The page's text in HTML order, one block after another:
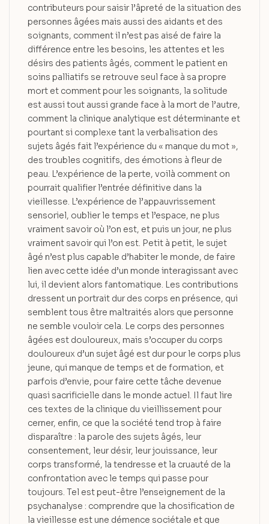
contributeurs pour saisir l’âpreté de la situation des
personnes âgées mais aussi des aidants et des
soignants, comment il n’est pas aisé de faire la
différence entre les besoins, les attentes et les
désirs des patients âgés, comment le patient en
soins palliatifs se retrouve seul face à sa propre
mort et comment pour les soignants, la solitude
est aussi tout aussi grande face à la mort de l’autre,
comment la clinique analytique est déterminante et
pourtant si complexe tant la verbalisation des
sujets âgés fait l’expérience du « manque du mot »,
des troubles cognitifs, des émotions à fleur de
peau. L’expérience de la perte, voilà comment on
pourrait qualifier l’entrée définitive dans la
vieillesse. L’expérience de l’appauvrissement
sensoriel, oublier le temps et l’espace, ne plus
vraiment savoir où l’on est, et puis un jour, ne plus
vraiment savoir qui l’on est. Petit à petit, le sujet
âgé n’est plus capable d’habiter le monde, de faire
lien avec cette idée d’un monde interagissant avec
lui, il devient alors fantomatique. Les contributions
dressent un portrait dur des corps en présence, qui
semblent tous être maltraités alors que personne
ne semble vouloir cela. Le corps des personnes
âgées est douloureux, mais s’occuper du corps
douloureux d’un sujet âgé est dur pour le corps plus
jeune, qui manque de temps et de formation, et
parfois d’envie, pour faire cette tâche devenue
quasi sacrificielle dans le monde actuel. Il faut lire
ces textes de la clinique du vieillissement pour
cerner, enfin, ce que la société tend trop à faire
disparaître : la parole des sujets âgés, leur
consentement, leur désir, leur jouissance, leur
corps transformé, la tendresse et la cruauté de la
confrontation avec le temps qui passe pour
toujours. Tel est peut-être l’enseignement de la
psychanalyse : comprendre que la chosification de
la vieillesse est une démence sociétale et que